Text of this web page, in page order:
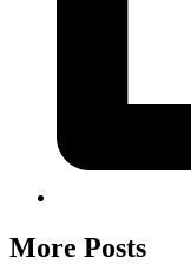
More Posts